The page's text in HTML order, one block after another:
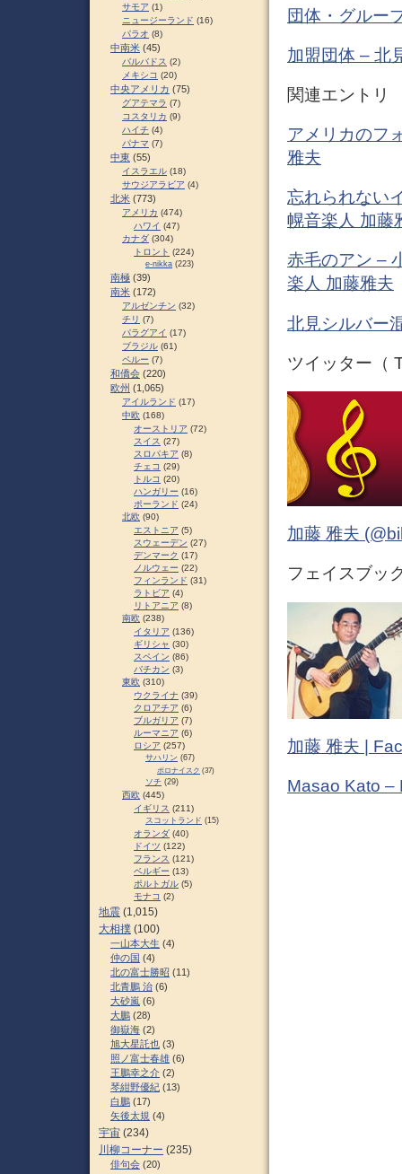
団体・グルー
加盟団体 – 北
関連エントリ
アメリカのフ
雅夫
忘れられない
幌音楽人 加藤
赤毛のアン –
楽人 加藤雅夫
北見シルバー
ツイッター（
加藤 雅夫
フェイスブッ
加藤 雅夫 |
Masao Kato –
サモア (1)
ニュージーランド (16)
パラオ (8)
中南米 (45)
バルバドス (2)
メキシコ (20)
中央アメリカ (75)
グアテマラ (7)
コスタリカ (9)
ハイチ (4)
パナマ (7)
中東 (55)
イスラエル (18)
サウジアラビア (4)
北米 (773)
アメリカ (474)
ハワイ (47)
カナダ (304)
トロント (224)
e-nikka (223)
南極 (39)
南米 (172)
アルゼンチン (32)
チリ (7)
パラグアイ (17)
ブラジル (61)
ペルー (7)
和僑会 (220)
欧州 (1,065)
アイルランド (17)
中欧 (168)
オーストリア (72)
スイス (27)
スロパキア (8)
チェコ (29)
トルコ (20)
ハンガリー (16)
ポーランド (24)
北欧 (90)
エストニア (5)
スウェーデン (27)
デンマーク (17)
ノルウェー (22)
フィンランド (31)
ラトビア (4)
リトアニア (8)
南欧 (238)
イタリア (136)
ギリシャ (30)
スペイン (86)
バチカン (3)
東欧 (310)
ウクライナ (39)
クロアチア (6)
ブルガリア (7)
ルーマニア (6)
ロシア (257)
サハリン (67)
ポロナイスク (37)
ソチ (29)
西欧 (445)
イギリス (211)
スコットランド (15)
オランダ (40)
ドイツ (122)
フランス (121)
ベルギー (13)
ポルトガル (5)
モナコ (2)
地震 (1,015)
大相撲 (100)
一山本大生 (4)
仲の国 (4)
北の富士勝昭 (11)
北青鵬 治 (6)
大砂嵐 (6)
大鵬 (28)
御嶽海 (2)
旭大星託也 (3)
照ノ富士春雄 (6)
王鵬幸之介 (2)
琴紺野優紀 (13)
白鵬 (17)
矢後太規 (4)
宇宙 (234)
川柳コーナー (235)
俳句会 (20)